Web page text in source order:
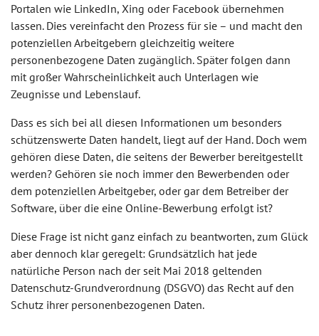
Portalen wie LinkedIn, Xing oder Facebook übernehmen
lassen. Dies vereinfacht den Prozess für sie – und macht den
potenziellen Arbeitgebern gleichzeitig weitere
personenbezogene Daten zugänglich. Später folgen dann
mit großer Wahrscheinlichkeit auch Unterlagen wie
Zeugnisse und Lebenslauf.
Dass es sich bei all diesen Informationen um besonders
schützenswerte Daten handelt, liegt auf der Hand. Doch wem
gehören diese Daten, die seitens der Bewerber bereitgestellt
werden? Gehören sie noch immer den Bewerbenden oder
dem potenziellen Arbeitgeber, oder gar dem Betreiber der
Software, über die eine Online-Bewerbung erfolgt ist?
Diese Frage ist nicht ganz einfach zu beantworten, zum Glück
aber dennoch klar geregelt: Grundsätzlich hat jede
natürliche Person nach der seit Mai 2018 geltenden
Datenschutz-Grundverordnung (DSGVO) das Recht auf den
Schutz ihrer personenbezogenen Daten.